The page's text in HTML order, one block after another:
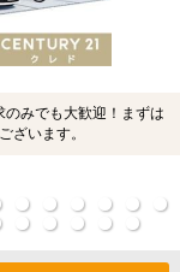
みでも大歓迎！まずは
ざいます。